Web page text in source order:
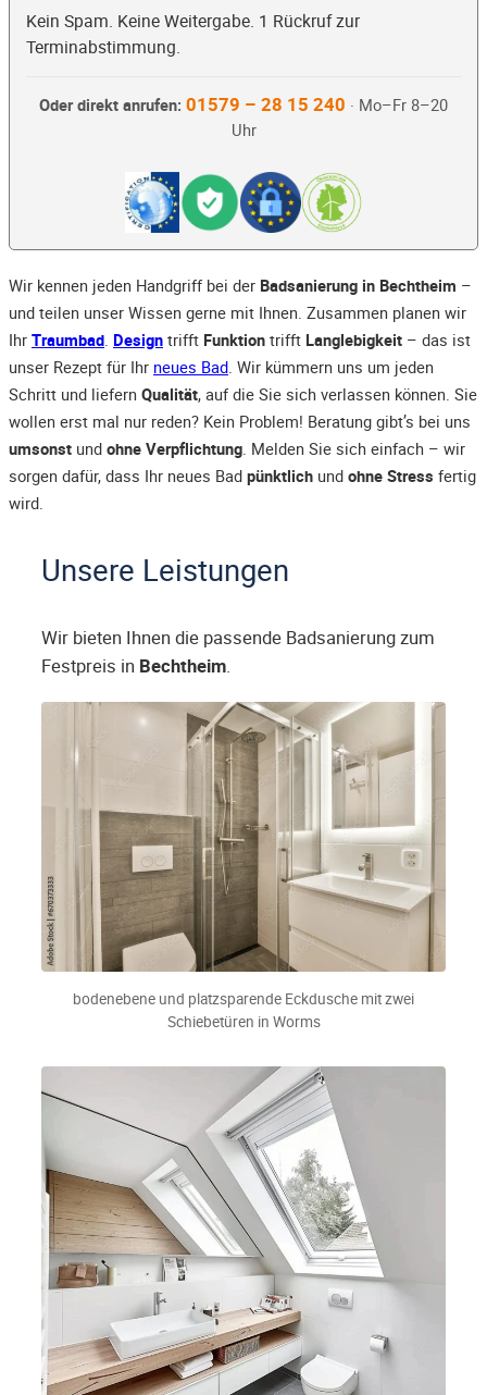
Kein Spam. Keine Weitergabe. 1 Rückruf zur
Terminabstimmung.
Oder direkt anrufen: 01579 – 28 15 240 · Mo–Fr 8–20
Uhr
Wir kennen jeden Handgriff bei der Badsanierung in Bechtheim –
und teilen unser Wissen gerne mit Ihnen. Zusammen planen wir
Ihr Traumbad. Design trifft Funktion trifft Langlebigkeit – das ist
unser Rezept für Ihr neues Bad. Wir kümmern uns um jeden
Schritt und liefern Qualität, auf die Sie sich verlassen können. Sie
wollen erst mal nur reden? Kein Problem! Beratung gibt’s bei uns
umsonst und ohne Verpflichtung. Melden Sie sich einfach – wir
sorgen dafür, dass Ihr neues Bad pünktlich und ohne Stress fertig
wird.
Unsere Leistungen
Wir bieten Ihnen die passende Badsanierung zum
Festpreis in Bechtheim.
bodenebene und platzsparende Eckdusche mit zwei
Schiebetüren in Worms